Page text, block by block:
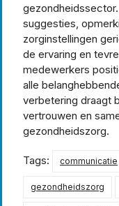
suggesties,
zorginstellingen
de ervaring en
medewerkers
alle
verbetering draagt
vertrouwen en
gezondheidszorg.
Tags: communicatie
gezondheidszorg